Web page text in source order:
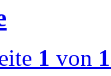
1 von